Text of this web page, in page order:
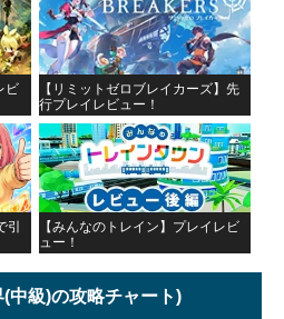
ビ
【リミットゼロブレイカーズ】先
行プレイレビュー！
【みんなのトレイン】プレイレビ
ュー！
中級)の攻略チャート)